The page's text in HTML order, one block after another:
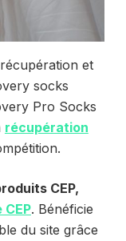
et
socks
Pro Socks
récupération
CEP,
. Bénéficie
du site grâce